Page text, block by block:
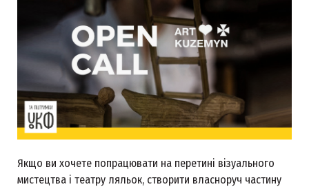
Якщо ви хочете попрацювати на перетині візуального
мистецтва і театру ляльок, створити власноруч частину